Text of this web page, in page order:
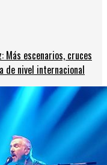
escenarios, cruces
de nivel internacional